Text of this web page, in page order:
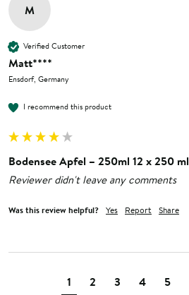
M
Verified Customer
Matt****
Ensdorf, Germany
I recommend this product
Bodensee Apfel – 250ml 12 x 250 ml
Reviewer didn't leave any comments
Was this review helpful? Yes Report Share
1 2 3 4 5